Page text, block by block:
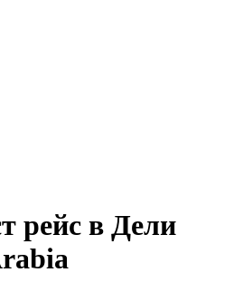
рейс в Дели